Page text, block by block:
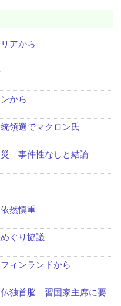
アから
から
領選でマクロン氏
災 事件性なしと結論
然慎重
ぐり協議
ィンランドから
独首脳 習国家主席に要